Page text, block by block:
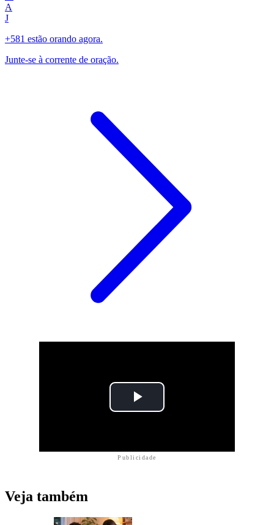
A
J
+581 estão orando agora.
Junte-se à corrente de oração.
Publicidade
Veja também